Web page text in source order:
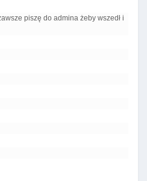
piszę do admina żeby wszedł i